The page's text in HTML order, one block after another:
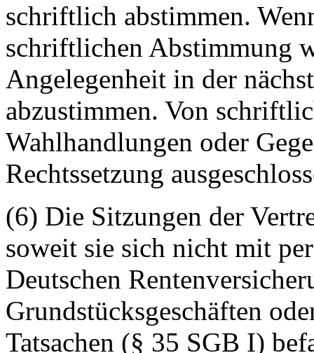
schriftlich abstimmen.
schriftlichen Abstimmung
Angelegenheit in der
abzustimmen. Von
Wahlhandlungen oder
Rechtssetzung
(6) Die Sitzungen der
soweit sie sich nicht mit
Deutschen
Grundstücksgeschäften
Tatsachen (§ 35 SGB I)